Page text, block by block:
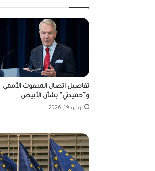
تفاصيل اتصال المبعوث الأممي
و”حميدتي” بشأن الأبيض
يونيو 19, 2026